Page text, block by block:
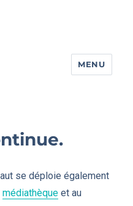
MENU
se déploie également
médiathèque et au